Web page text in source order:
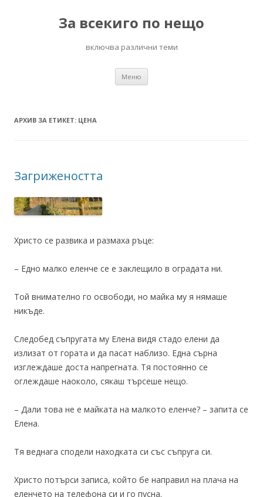
За всекиго по нещо
включва различни теми
Меню
АРХИВ ЗА ЕТИКЕТ: ЦЕНА
Загрижеността
Христо се развика и размаха ръце:
– Едно малко еленче се е заклещило в оградата ни.
Той внимателно го освободи, но майка му я нямаше
никъде.
Следобед съпругата му Елена видя стадо елени да
излизат от гората и да пасат наблизо. Една сърна
изглеждаше доста напрегната. Тя постоянно се
оглеждаше наоколо, сякаш търсеше нещо.
– Дали това не е майката на малкото еленче? – запита се
Елена.
Тя веднага сподели находката си със съпруга си.
Христо потърси записа, който бе направил на плача на
еленчето на телефона си и го пусна.